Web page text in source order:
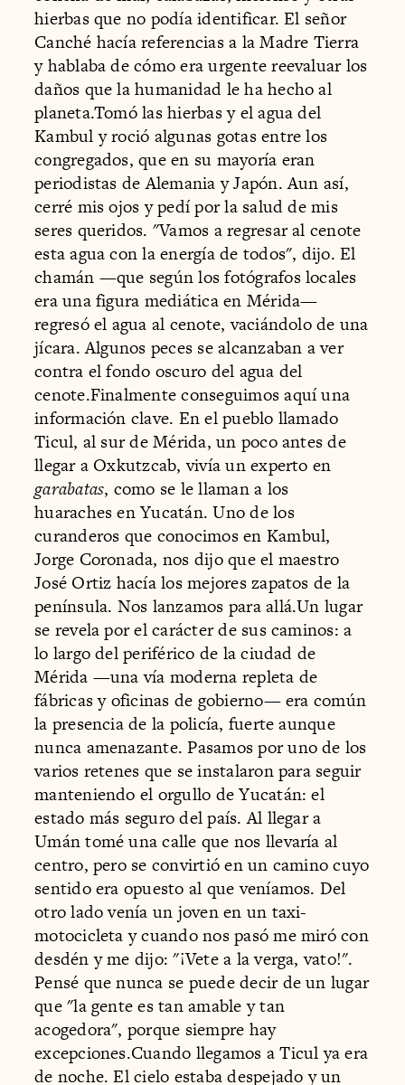
hierbas que no podía identificar. El señor
Canché hacía referencias a la Madre Tierra
y hablaba de cómo era urgente reevaluar los
daños que la humanidad le ha hecho al
planeta.Tomó las hierbas y el agua del
Kambul y roció algunas gotas entre los
congregados, que en su mayoría eran
periodistas de Alemania y Japón. Aun así,
cerré mis ojos y pedí por la salud de mis
seres queridos. "Vamos a regresar al cenote
esta agua con la energía de todos", dijo. El
chamán —que según los fotógrafos locales
era una figura mediática en Mérida—
regresó el agua al cenote, vaciándolo de una
jícara. Algunos peces se alcanzaban a ver
contra el fondo oscuro del agua del
cenote.Finalmente conseguimos aquí una
información clave. En el pueblo llamado
Ticul, al sur de Mérida, un poco antes de
llegar a Oxkutzcab, vivía un experto en
garabatas, como se le llaman a los
huaraches en Yucatán. Uno de los
curanderos que conocimos en Kambul,
Jorge Coronada, nos dijo que el maestro
José Ortiz hacía los mejores zapatos de la
península. Nos lanzamos para allá.Un lugar
se revela por el carácter de sus caminos: a
lo largo del periférico de la ciudad de
Mérida —una vía moderna repleta de
fábricas y oficinas de gobierno— era común
la presencia de la policía, fuerte aunque
nunca amenazante. Pasamos por uno de los
varios retenes que se instalaron para seguir
manteniendo el orgullo de Yucatán: el
estado más seguro del país. Al llegar a
Umán tomé una calle que nos llevaría al
centro, pero se convirtió en un camino cuyo
sentido era opuesto al que veníamos. Del
otro lado venía un joven en un taxi-
motocicleta y cuando nos pasó me miró con
desdén y me dijo: "¡Vete a la verga, vato!".
Pensé que nunca se puede decir de un lugar
que "la gente es tan amable y tan
acogedora", porque siempre hay
excepciones.Cuando llegamos a Ticul ya era
de noche. El cielo estaba despejado y un